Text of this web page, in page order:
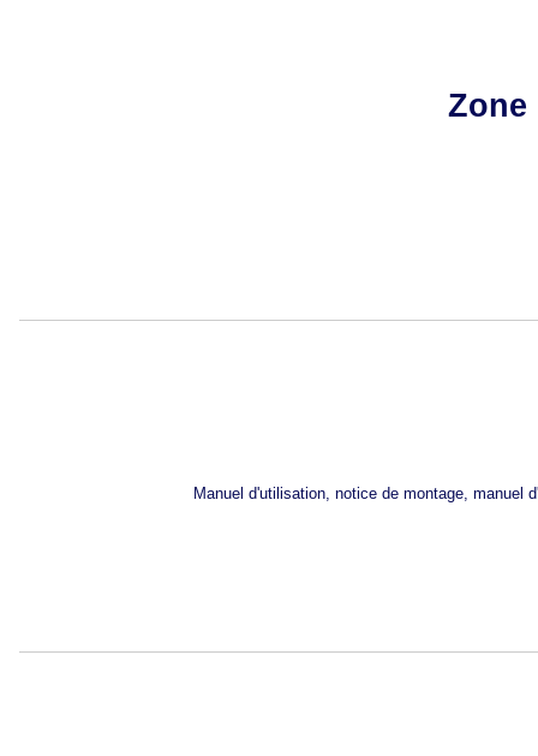
Manuel d'utilisation, notice de montage,